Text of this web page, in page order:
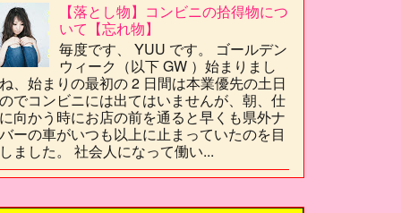
【落とし物】コンビニの拾得物につ
いて【忘れ物】
毎度です、 YUU です。 ゴールデン
ウィーク（以下 GW ）始まりまし
、始まりの最初の 2 日間は本業優先の土日
でコンビニには出てはいませんが、朝、仕
向かう時にお店の前を通ると早くも県外ナ
ーの車がいつも以上に止まっていたのを目
ました。 社会人になって働い...